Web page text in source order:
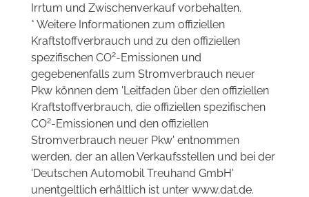
Irrtum und Zwischenverkauf vorbehalten.
* Weitere Informationen zum offiziellen
Kraftstoffverbrauch und zu den offiziellen
spezifischen CO2-Emissionen und
gegebenenfalls zum Stromverbrauch neuer
Pkw können dem 'Leitfaden über den offiziellen
Kraftstoffverbrauch, die offiziellen spezifischen
CO2-Emissionen und den offiziellen
Stromverbrauch neuer Pkw' entnommen
werden, der an allen Verkaufsstellen und bei der
'Deutschen Automobil Treuhand GmbH'
unentgeltlich erhältlich ist unter www.dat.de.